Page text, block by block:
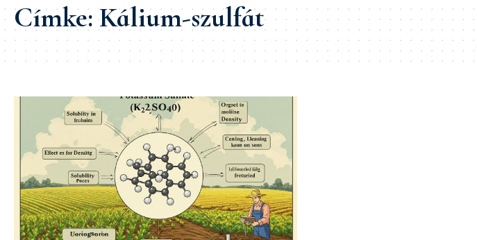
Címke:Kálium-szulfát